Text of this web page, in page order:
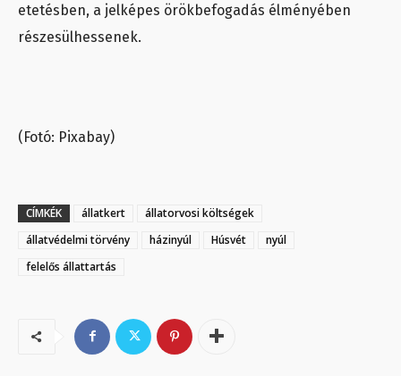
etetésben, a jelképes örökbefogadás élményében
részesülhessenek.
(Fotó: Pixabay)
CÍMKÉK állatkert
állatorvosi költségek
állatvédelmi törvény
házinyúl Húsvét
nyúl
felelős állattartás